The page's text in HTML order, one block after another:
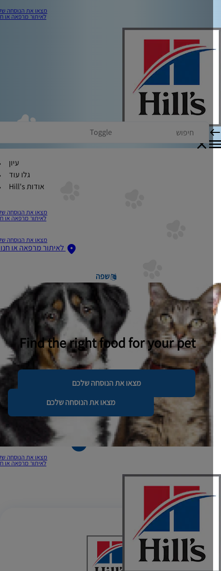
מצאו את הנוסחה שלכם
לאיתור מרפאה או חנות
Toggle
עיון
גלו עוד
אודות Hill's
מצאו את הנוסחה שלכם
לאיתור מרפאה או חנות
מצאו את הנוסחה שלכם
לאיתור מרפאה או חנות
שפה
Find the right food for your pet
מצאו את הנוסחה שלכם
מצאו את הנוסחה שלכם
לאיתור מרפאה או חנות
מצאו את הנוסחה שלכם